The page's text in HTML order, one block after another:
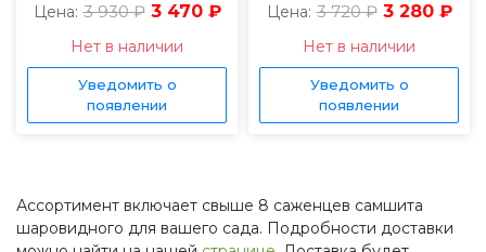
Цена: 3 930 ₽ 3 470 ₽
Нет в наличии
Уведомить о
появлении
Цена: 3 720 ₽ 3 280 ₽
Нет в наличии
Уведомить о
появлении
Ассортимент включает свыше 8 саженцев самшита
шаровидного для вашего сада. Подробности доставки